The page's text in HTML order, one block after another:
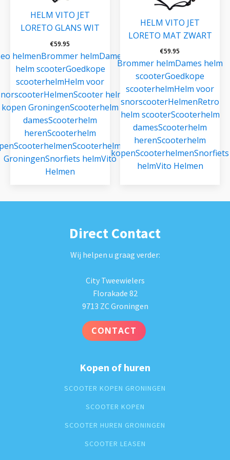
HELM VITO JET
LORETO GLANS WIT
€59.95
helmenBrommer helmDames
helm scooterGoedkope
scooterhelmHelm voor
HelmenScooter helm
kopen GroningenScooterhelm
damesScooterhelm
herenScooterhelm
ScooterhelmenScooterhelmen
GroningenSnorfiets helmVito
Helmen
HELM VITO JET
LORETO MAT ZWART
€59.95
Brommer helmDames helm
scooterGoedkope
scooterhelmHelm voor
snorscooterHelmenRetro
helm scooterScooterhelm
damesScooterhelm
herenScooterhelm
kopenScooterhelmenSnorfiets
helmVito Helmen
Direct Contact
Wij helpen u graag verder:
City Tweewielers
Florakade 82
9713 ZC Groningen
CONTACT
Kopen of huren
SCOOTER KOPEN GRONINGEN
SCOOTER KOPEN
SCOOTER HUREN GRONINGEN
SCOOTER LEASEN